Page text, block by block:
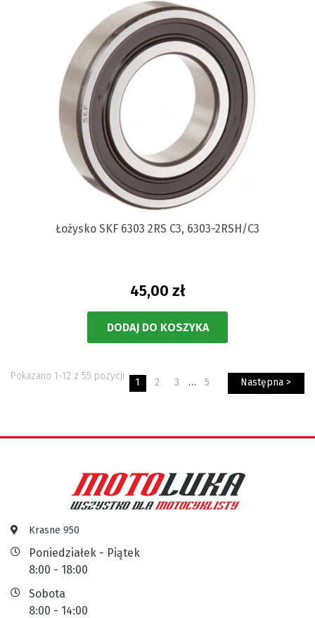
Łożysko SKF 6303 2RS C3, 6303-2RSH/C3
45,00 zł
DODAJ DO KOSZYKA
Pokazano 1-12 z 55 pozycji
1 2 3 … 5 Następna >
Krasne 950
Poniedziałek - Piątek
8:00 - 18:00
Sobota
8:00 - 14:00